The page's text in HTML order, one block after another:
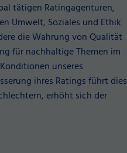
tätigen Ratingagenturen,
Umwelt, Soziales und Ethik
die Wahrung von Qualität
für nachhaltige Themen im
unseres
ihres Ratings führt dies
erhöht sich der